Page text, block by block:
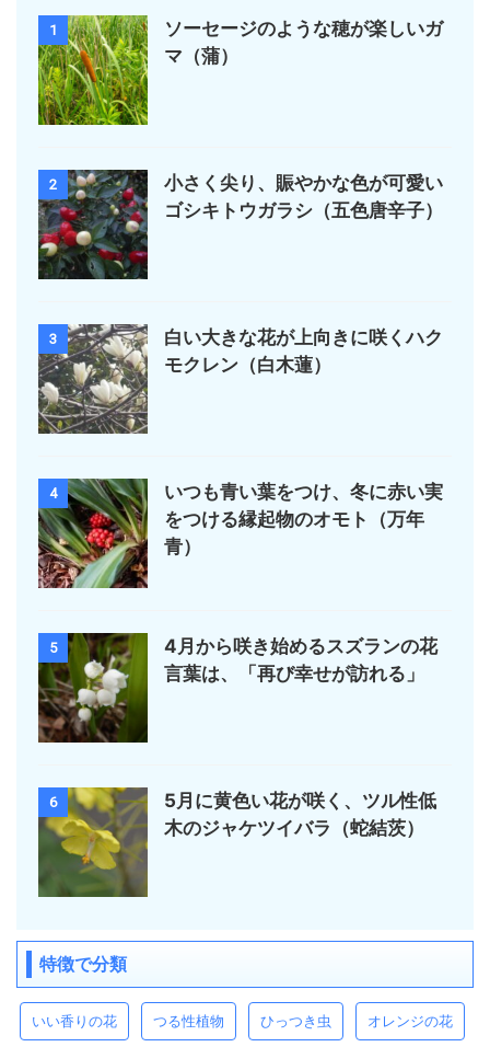
1
ソーセージのような穂が楽しいガ
マ（蒲）
2
小さく尖り、賑やかな色が可愛い
ゴシキトウガラシ（五色唐辛子）
3
白い大きな花が上向きに咲くハク
モクレン（白木蓮）
4
いつも青い葉をつけ、冬に赤い実
をつける縁起物のオモト（万年
青）
5
4月から咲き始めるスズランの花
言葉は、「再び幸せが訪れる」
6
5月に黄色い花が咲く、ツル性低
木のジャケツイバラ（蛇結茨）
特徴で分類
いい香りの花 つる性植物 ひっつき虫 オレンジの花